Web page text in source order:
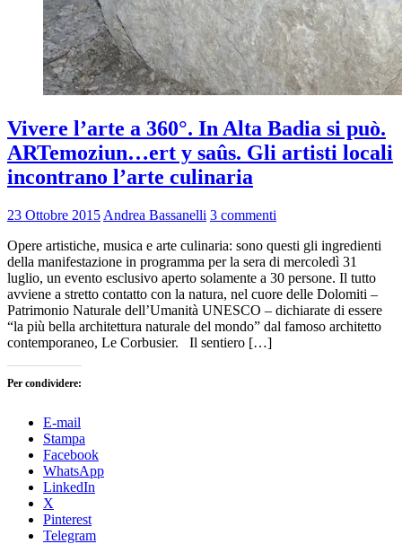
Vivere l’arte a 360°. In Alta Badia si può.
ARTemoziun…ert y saûs. Gli artisti locali
incontrano l’arte culinaria
23 Ottobre 2015 Andrea Bassanelli 3 commenti
Opere artistiche, musica e arte culinaria: sono questi gli ingredienti
della manifestazione in programma per la sera di mercoledì 31
luglio, un evento esclusivo aperto solamente a 30 persone. Il tutto
avviene a stretto contatto con la natura, nel cuore delle Dolomiti –
Patrimonio Naturale dell’Umanità UNESCO – dichiarate di essere
“la più bella architettura naturale del mondo” dal famoso architetto
contemporaneo, Le Corbusier. Il sentiero […]
Per condividere:
E-mail
Stampa
Facebook
WhatsApp
LinkedIn
X
Pinterest
Telegram